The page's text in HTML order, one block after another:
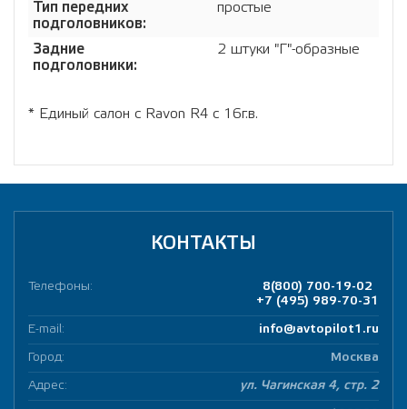
Тип передних
подголовников:
простые
Задние
подголовники:
2 штуки "Г"-образные
* Единый салон с Ravon R4 с 16г.в.
КОНТАКТЫ
Телефоны:
8(800) 700-19-02
+7 (495) 989-70-31
E-mail: info@avtopilot1.ru
Город: Москва
Адрес: ул. Чагинская 4, стр. 2